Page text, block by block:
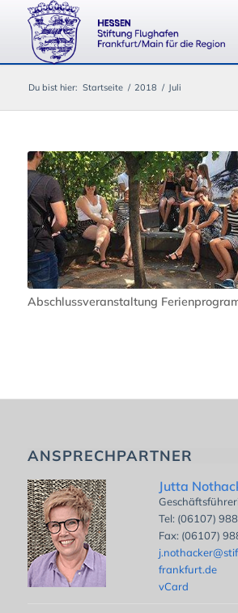
Du bist hier: Startseite / 2018 / Juli
Abschlussveranstaltung
ANSPRECHPARTNER
Jutta
Tel: (06107)
Fax: (06107)
frankfurt.de
vCard